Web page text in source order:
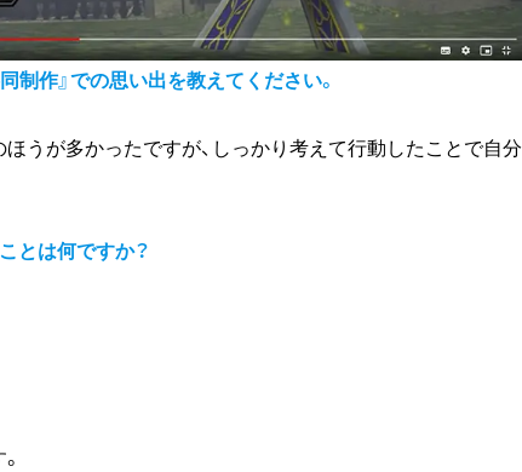
作』での思い出を教えてください。
うが多かったですが、しっかり考えて行動したことで自分
とは何ですか？